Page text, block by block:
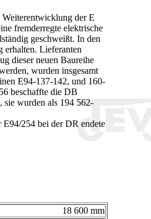
der E
fremderregte elektrische
geschweißt. In den
erhalten. Lieferanten
dieser neuen Baureihe
wurden insgesamt
E94-137-142, und 160-
beschaffte die DB
wurden als 194 562-
254 bei der DR endete
18 600 mm